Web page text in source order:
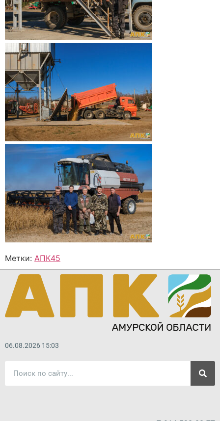
Метки: АПК45
06.08.2026 15:03